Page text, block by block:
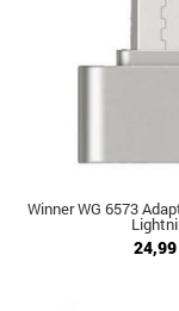
Winner WG 6573
24,99